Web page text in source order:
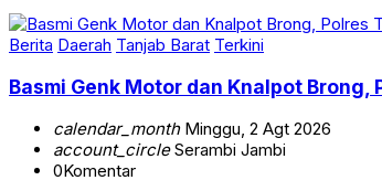
Berita Daerah Tanjab Barat Terkini
Basmi Genk Motor dan Knalpot
calendar_monthMinggu, 2 Agt 2026
account_circleSerambi Jambi
0Komentar